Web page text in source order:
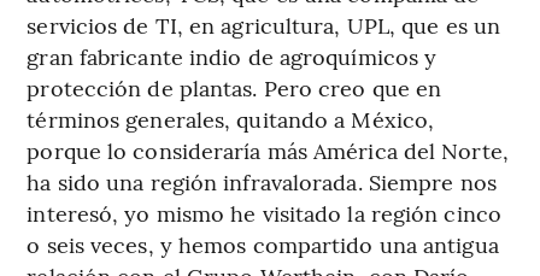
servicios de TI, en agricultura, UPL, que es un
gran fabricante indio de agroquímicos y
protección de plantas. Pero creo que en
términos generales, quitando a México,
porque lo consideraría más América del Norte,
ha sido una región infravalorada. Siempre nos
interesó, yo mismo he visitado la región cinco
o seis veces, y hemos compartido una antigua